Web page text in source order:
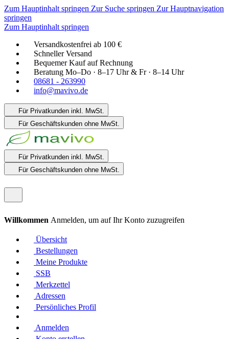
Zum Hauptinhalt springen Zur Suche springen Zur Hauptnavigation
springen
Zum Hauptinhalt springen
Versandkostenfrei ab 100 €
Schneller Versand
Bequemer Kauf auf Rechnung
Beratung Mo–Do · 8–17 Uhr & Fr · 8–14 Uhr
08681 - 263990
info@mavivo.de
Für Privatkunden inkl. MwSt.
Für Geschäftskunden ohne MwSt.
Für Privatkunden inkl. MwSt.
Für Geschäftskunden ohne MwSt.
Willkommen Anmelden, um auf Ihr Konto zuzugreifen
Übersicht
Bestellungen
Meine Produkte
SSB
Merkzettel
Adressen
Persönliches Profil
Anmelden